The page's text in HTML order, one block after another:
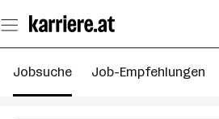
Seiteninhalt
springen
Jobsuche Job-Empfehlungen